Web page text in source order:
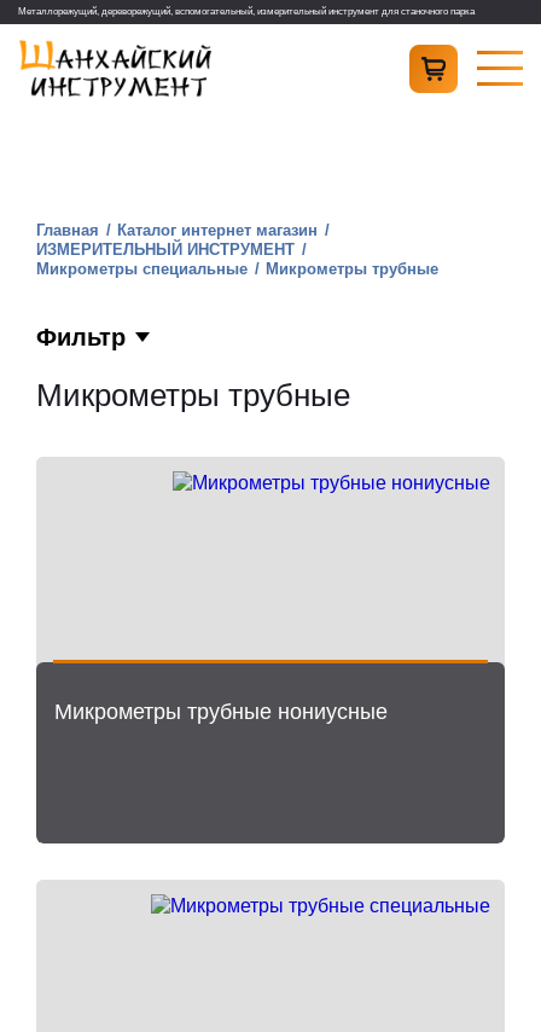
Металлорежущий, дереворежущий, вспомогательный, измерительный инструмент для станочного парка
Главная
Каталог интернет магазин
ИЗМЕРИТЕЛЬНЫЙ ИНСТРУМЕНТ
Микрометры специальные
Микрометры трубные
Фильтр
Микрометры трубные
Микрометры трубные нониусные